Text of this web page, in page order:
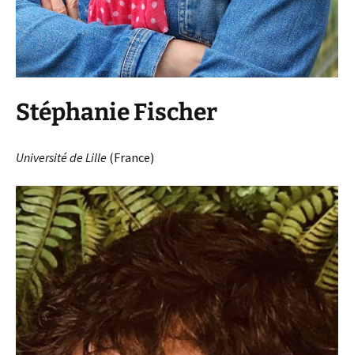
Stéphanie Fischer
Université de Lille (France)